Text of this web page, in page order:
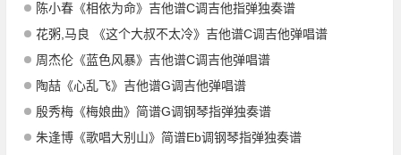
陈小春《相依为命》吉他谱C调吉他指弹独奏谱
花粥,马良 《这个大叔不太冷》吉他谱C调吉他弹唱谱
周杰伦《蓝色风暴》吉他谱C调吉他弹唱谱
陶喆《心乱飞》吉他谱G调吉他弹唱谱
殷秀梅《梅娘曲》简谱G调钢琴指弹独奏谱
朱逢博《歌唱大别山》简谱Eb调钢琴指弹独奏谱